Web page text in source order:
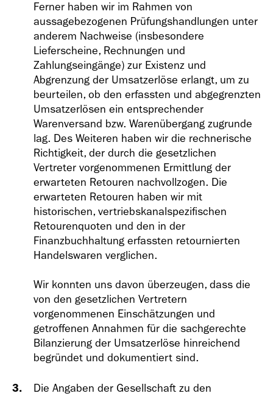
Ferner haben wir im Rahmen von
aussagebezogenen Prüfungshandlungen unter
anderem Nachweise (insbesondere
Lieferscheine, Rechnungen und
Zahlungseingänge) zur Existenz und
Abgrenzung der Umsatzerlöse erlangt, um zu
beurteilen, ob den erfassten und abgegrenzten
Umsatzerlösen ein entsprechender
Warenversand bzw. Warenübergang zugrunde
lag. Des Weiteren haben wir die rechnerische
Richtigkeit, der durch die gesetzlichen
Vertreter vorgenommenen Ermittlung der
erwarteten Retouren nachvollzogen. Die
erwarteten Retouren haben wir mit
historischen, vertriebskanalspezifischen
Retourenquoten und den in der
Finanzbuchhaltung erfassten retournierten
Handelswaren verglichen.
Wir konnten uns davon überzeugen, dass die
von den gesetzlichen Vertretern
vorgenommenen Einschätzungen und
getroffenen Annahmen für die sachgerechte
Bilanzierung der Umsatzerlöse hinreichend
begründet und dokumentiert sind.
Die Angaben der Gesellschaft zu den